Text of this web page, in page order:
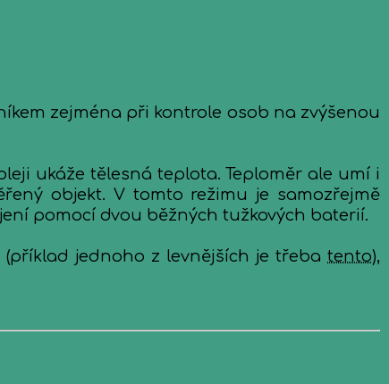
zejména při kontrole osob na zvýšenou
ukáže tělesná teplota. Teploměr ale umí i
objekt. V tomto režimu je samozřejmě
pomocí dvou běžných tužkových baterií.
jednoho z levnějších je třeba tento),